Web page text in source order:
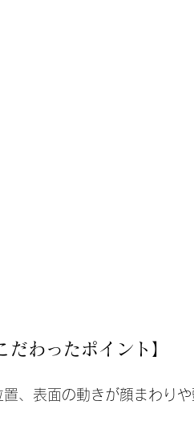
だわったポイント】
、表面の動きが顔まわり